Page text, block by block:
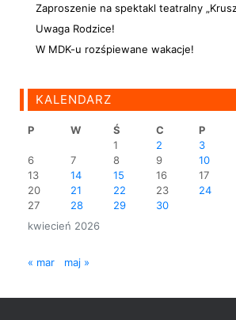
Zaproszenie na spektakl teatralny
Uwaga Rodzice!
W MDK-u rozśpiewane wakacje!
KALENDARZ
kwiecień 2026
P W Ś C P
1
2 3
6
7 8 9 10
13
14 15 16 17
20
21 22 23 24
27
28 29 30
« mar maj »